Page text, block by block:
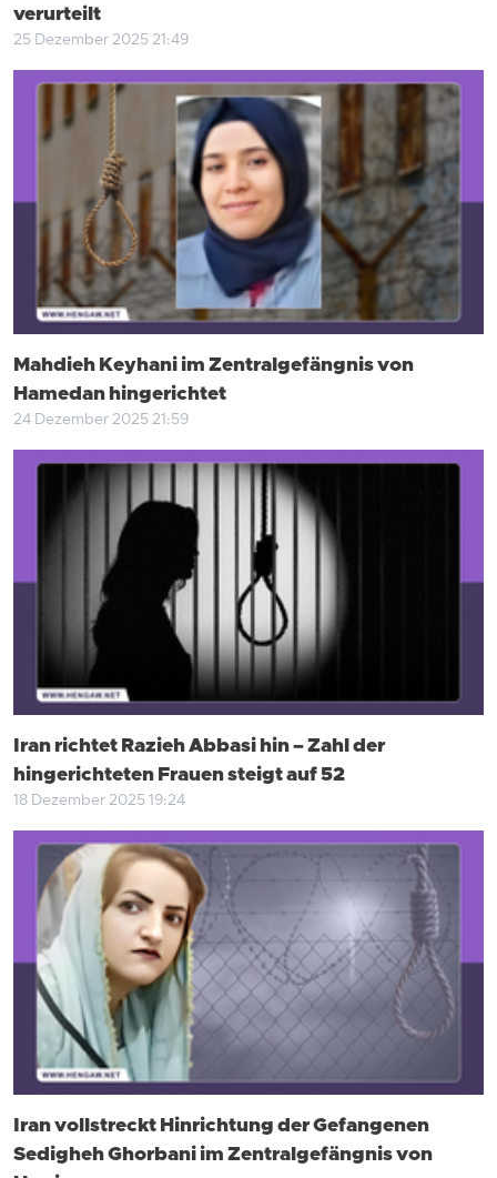
verurteilt
25 Dezember 2025 21:49
Mahdieh Keyhani im Zentralgefängnis von
Hamedan hingerichtet
24 Dezember 2025 21:59
Iran richtet Razieh Abbasi hin – Zahl der
hingerichteten Frauen steigt auf 52
18 Dezember 2025 19:24
Iran vollstreckt Hinrichtung der Gefangenen
Sedigheh Ghorbani im Zentralgefängnis von